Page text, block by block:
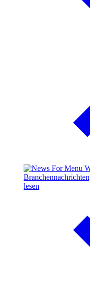
lesen